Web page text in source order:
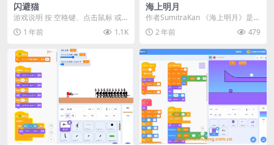
闪避猫
游戏说明 按 空格键、点击鼠标 或
使用 上方向键 进行跳跃 躲避障碍
物：方块、...
1 年前 1.1K
海上明月
作者SumitraKan 《海上明月》是一
部充满诗意的Scratch艺术动画作
品...2 年前 479